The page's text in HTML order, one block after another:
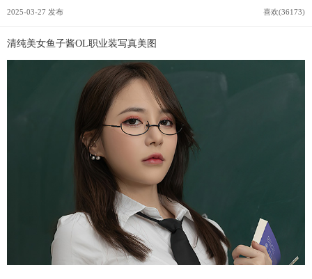
2025-03-27 发布 喜欢(36173)
清纯美女鱼子酱OL职业装写真美图